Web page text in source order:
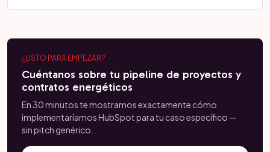
¿LISTO PARA EMPEZAR?
Cuéntanos sobre tu pipeline de proyectos y
contratos energéticos
En 30 minutos te mostramos exactamente cómo
implementaríamos HubSpot para tu caso específico —
sin pitch genérico.